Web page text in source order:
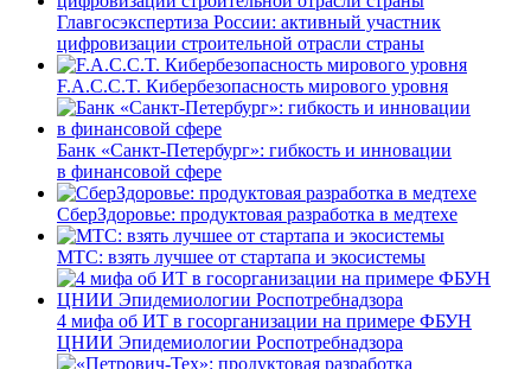
Главгосэкспертиза России: активный участник
цифровизации строительной отрасли страны
F.A.C.C.T. Кибербезопасность мирового уровня
Банк «Санкт-Петербург»: гибкость и инновации
в финансовой сфере
СберЗдоровье: продуктовая разработка в медтехе
МТС: взять лучшее от стартапа и экосистемы
4 мифа об ИТ в госорганизации на примере ФБУН
ЦНИИ Эпидемиологии Роспотребнадзора